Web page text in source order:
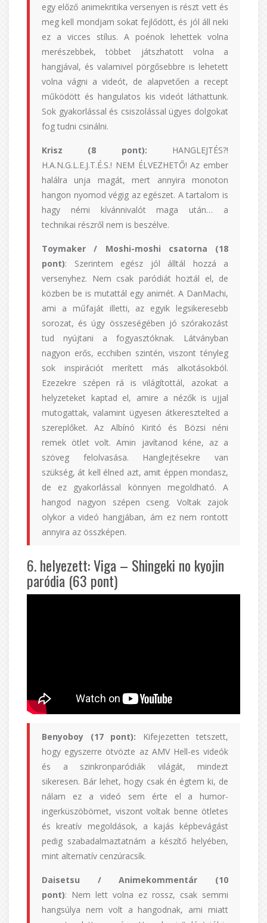
egy előző animekritika versenyen is részt vett és
meg kell mondjam sokat fejlődött, és jól áll neki
ez a vicces stílus. A poénok lehettek volna
merészebbek, többet játszhatott volna a
hangjával, és valamivel pörgősebbre is lehetett
volna vágni a videót, de alapvetően a recept
működött és hangulatos kis videót láthattunk.
Sok gyakorlással és csiszolással ügyes dolgokat
fog tudni csinálni.
Krisz (8 pont): HANGLEJTÉS?!
H.A.N.G.L.E.J.T.É.S.! NEM ÉLVEZHETŐ! Az ember
halálra unja magát, mert annyira monoton
hangon nyomod végig az egészet. A tartalom is
hagy némi kívánnivalót maga után… a
technikai részről nem is beszélve.
Toymaker / Moshi-moshi csatorna (18
pont): Szerintem egész jól álltál hozzá a
versenyhez. Nem csak paródiát hoztál el, de
közben be is mutattál egy animét. A DanMachi,
ami a műfaját illetti, az egyik legsikeresebb
sorozat, és úgy összeségében jó szórakozást
tud nyújtani a fogyasztóknak. Látványban
nagyon erős, ecchiben szintén, viszont tényleg
sok inspirációt merített más alkotásokból.
Ezezekre szépen rá is világítottál, azokat a
helyzeteket kaptad el, amire a nézők is ujjal
mutogattak, valamint ügyesen átkeresztelted a
szereplőket. Az Albínó Kiritó és Bözsi néni
remek ötlet volt. Amin javítanod kéne, az a
szöveg felolvasása. Hanglejtésekre van
szükség, át kell élned azt, amit éppen mondasz,
de ez gyakorlással könnyen megoldható. A
hangod nagyon szépen cseng. Voltak zajok
olykor a videó hangjában, ám ez nem rontott
annyira az összképen.
6. helyezett: Viga – Shingeki no kyojin
paródia (63 pont)
Benyoboy (17 pont): Kifejezetten tetszett,
hogy egyszerre ötvözte az AMV Hell-es videók
és a szinkronparódiák világát, mindezt
sikeresen. Bár lehet, hogy csak én égtem ki, de
nálam ez a videó sem érte el a humor-
ingerküszöbömet, viszont voltak benne ötletes
és kreatív megoldások, a kajás képbevágást
pedig szabadalmaztatnám a készítő helyében,
mint alternatív cenzúracsík.
Daisetsu / Animekommentár (10
pont): Nem lett volna ez rossz, csak semmi
hangsúlya nem volt a hangodnak, ami miatt